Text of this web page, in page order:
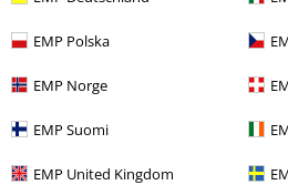
EMP Polska
EMP Norge
EMP Suomi
EMP United Kingdom
More categories. More options.